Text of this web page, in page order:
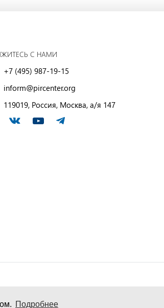
Подробнее
С НАМИ
+7 (495) 987-19-15
inform@pircenter.org
119019, Россия, Москва, а/я 147